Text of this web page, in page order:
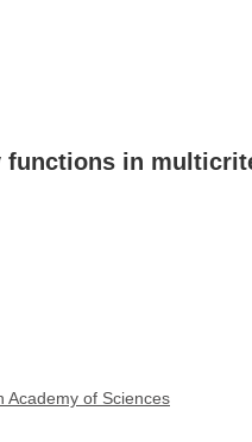
functions in
Academy of Sciences